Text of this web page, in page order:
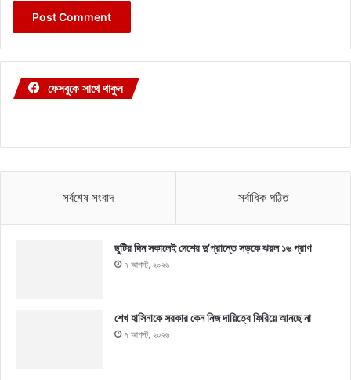
ফেসবুকে সাথে থাকুন
সর্বশেষ সংবাদ সর্বাধিক পঠিত
ছুটির দিন সকালেই দেশের দু’প্রান্তে সড়কে ঝরল ১৬ প্রাণ
৭ আগস্ট, ২০২৬
শেখ হাসিনাকে সরকার কেন নিজ দায়িত্বে ফিরিয়ে আনছে না
৭ আগস্ট, ২০২৬